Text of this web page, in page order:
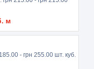
м
185.00 - грн 255.00 шт. куб.